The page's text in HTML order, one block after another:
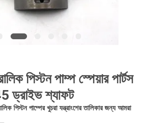
পিস্টন পাম্প স্পেয়ার পার্টস
ড্রাইভ শ্যাফট
পাম্পের খুচরা যন্ত্রাংশের তালিকার জন্য আমরা